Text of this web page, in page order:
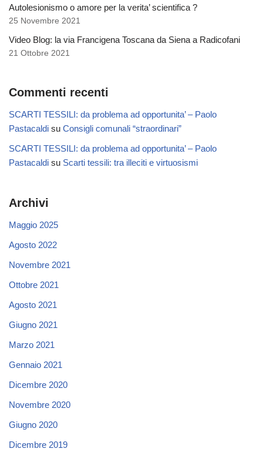
Autolesionismo o amore per la verita’ scientifica ?
25 Novembre 2021
Video Blog: la via Francigena Toscana da Siena a Radicofani
21 Ottobre 2021
Commenti recenti
SCARTI TESSILI: da problema ad opportunita’ – Paolo
Pastacaldi su Consigli comunali “straordinari”
SCARTI TESSILI: da problema ad opportunita’ – Paolo
Pastacaldi su Scarti tessili: tra illeciti e virtuosismi
Archivi
Maggio 2025
Agosto 2022
Novembre 2021
Ottobre 2021
Agosto 2021
Giugno 2021
Marzo 2021
Gennaio 2021
Dicembre 2020
Novembre 2020
Giugno 2020
Dicembre 2019